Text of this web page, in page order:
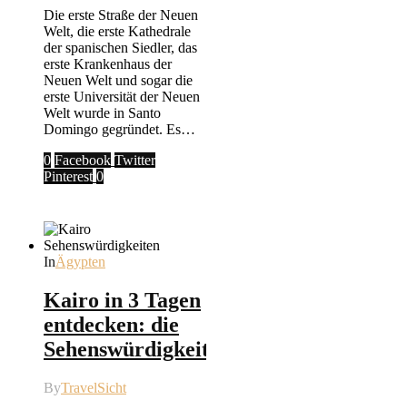
Die erste Straße der Neuen
Welt, die erste Kathedrale
der spanischen Siedler, das
erste Krankenhaus der
Neuen Welt und sogar die
erste Universität der Neuen
Welt wurde in Santo
Domingo gegründet. Es…
0 Facebook Twitter
Pinterest 0
InÄgypten
Kairo in 3 Tagen
entdecken: die
Sehenswürdigkeiten
ByTravelSicht